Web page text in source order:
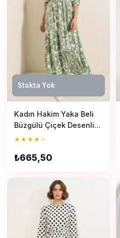
Kadın Bluz
Kadın İkili Takım
Etek
Kadın Ceket
Kadın Pantolon
Stokta Yok
Kadın Hakim Yaka Beli
Büzgülü Çiçek Desenli
Açık Haki Tesettür Elbise
★★★★ ★
₺665,50